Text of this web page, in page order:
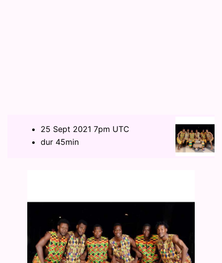
25 Sept 2021 7pm UTC
dur 45min